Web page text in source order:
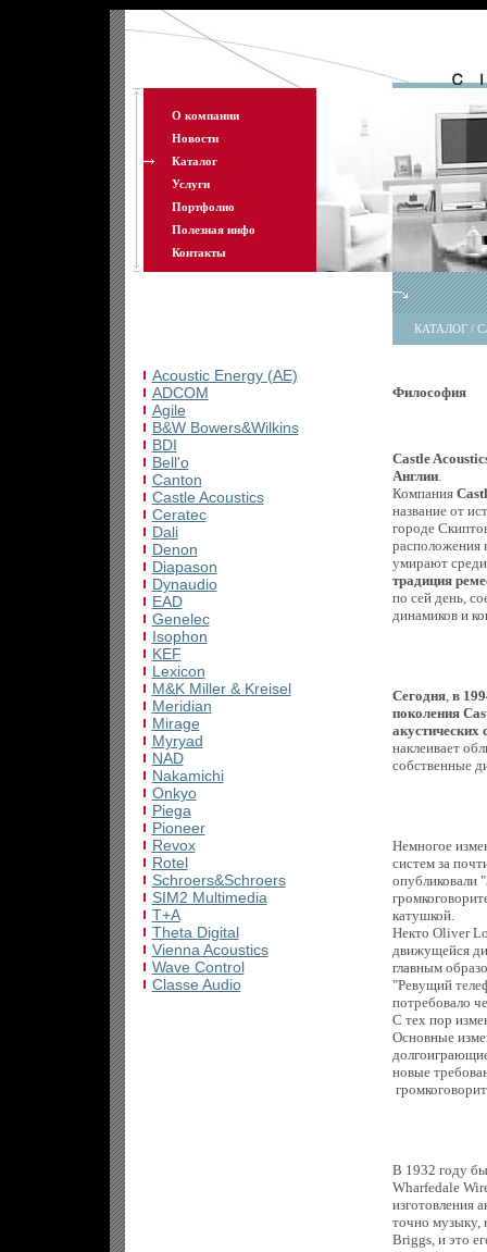
О компании
Новости
Каталог
Услуги
Портфолио
Полезная инфо
Контакты
Acoustic Energy (AE)
ADCOM
Agile
B&W Bowers&Wilkins
BDI
Bell'o
Canton
Castle Acoustics
Ceratec
Dali
Denon
Diapason
Dynaudio
EAD
Genelec
Isophon
KEF
Lexicon
M&K Miller & Kreisel
Meridian
Mirage
Myryad
NAD
Nakamichi
Onkyo
Piega
Pioneer
Revox
Rotel
Schroers&Schroers
SIM2 Multimedia
T+A
Theta Digital
Vienna Acoustics
Wave Control
Сlasse Audio
КАТАЛОГ /
Философия
Castle
Англии.
Компания
название от
городе
расположения
умирают
традиция
по сей день,
динамиков и
Сегодня, в
поколения
акустических
наклеивает
собственные
Немногое
систем за
опубликовали
катушкой.
Некто Oliver
движущейся
главным
"Ревущий
потребовало
С тех пор
Основные
новые
В 1932 году
Wharfedale
изготовления
точно музыку,
Briggs, и это